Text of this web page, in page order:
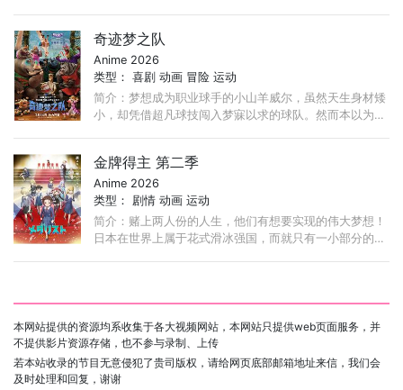
奇迹梦之队
Anime 2026
类型：喜剧 动画 冒险 运动
简介：梦想成为职业球手的小山羊威尔，虽然天生身材矮
小，却凭借超凡球技闯入梦寐以求的球队。然而本以为是
金牌得主 第二季
Anime 2026
类型： 剧情 动画 运动
简介：赌上两人份的人生，他们有想要实现的伟大梦想！
日本在世界上属于花式滑冰强国，而就只有一小部分的选
本网站提供的资源均系收集于各大视频网站，本网站只提供web页面服务，并
不提供影片资源存储，也不参与录制、上传
若本站收录的节目无意侵犯了贵司版权，请给网页底部邮箱地址来信，我们会
及时处理和回复，谢谢